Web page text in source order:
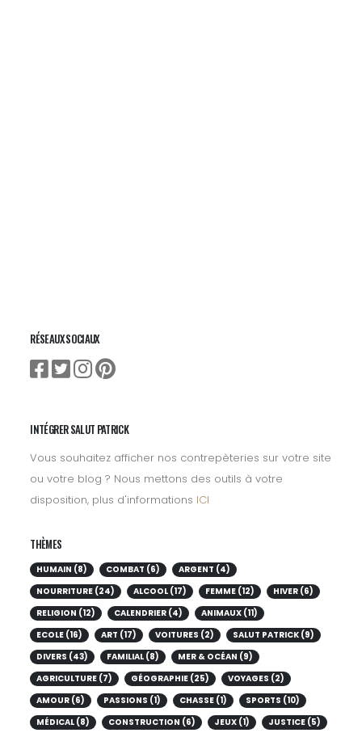
RÉSEAUX SOCIAUX
INTÉGRER SALUT PATRICK
Vous souhaitez afficher nos contrepèteries sur votre site
ou votre blog ? Nous mettons des outils à votre
disposition, plus d'informations ICI
THÈMES
HUMAIN (8) COMBAT (6)
ARGENT (4)
NOURRITURE (24)
ALCOOL (17) FEMME (12)
HIVER (6)
RELIGION (12)
CALENDRIER (4)
ANIMAUX (11)
ECOLE (16)
ART (17) VOITURES (2)
SALUT PATRICK (9)
DIVERS (43)
FAMILIAL (8)
MER & OCÉAN (9)
AGRICULTURE (7)
GÉOGRAPHIE (25)
VOYAGES (2)
AMOUR (6)
PASSIONS (1) CHASSE (1)
SPORTS (10)
MÉDICAL (8)
CONSTRUCTION (6) JEUX (1) JUSTICE (5)